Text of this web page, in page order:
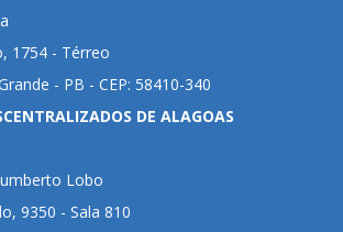
1754 - Térreo
- PB - CEP: 58410-340
DE ALAGOAS
Lobo
9350 - Sala 810